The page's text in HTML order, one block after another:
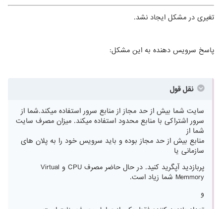
تغیری در مشکل ایجاد نشد.
پاسخ سرویس دهنده به این مشکل:
نقل قول
سایت شما بیش از حد مجاز از منابع سرور استفاده میکند.شما از
سرور اشتراکی با منابع محدود استفاده میکند. میزان مصرف سایت
شما از
منابع بیش از حد مجاز بوده و باید سرویس خود را به پلان های
سازمانی یا
پربازدید آپگرید کنید. در حال حاضر مصرف CPU و Virtual
Memmory شما زیاد است.
و